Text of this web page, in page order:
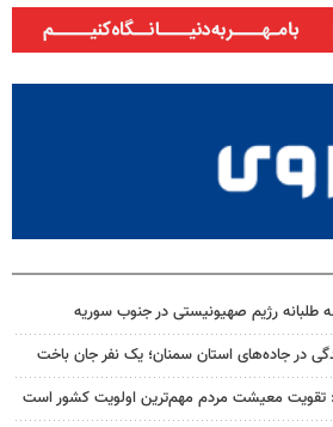
طلبانه رژیم صهیونیستی در جنوب سوریه
تقویت معیشت مردم مهم‌ترین اولویت کشور است